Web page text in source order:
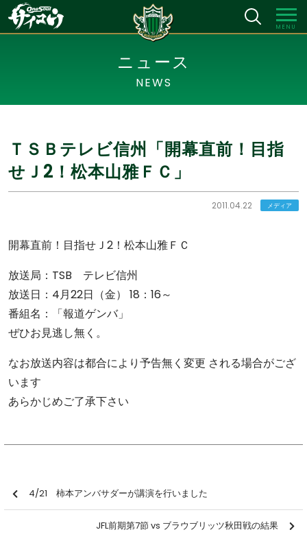
MENU
ニュース
NEWS
ＴＳＢテレビ信州「開幕直前！目指
せＪ2！松本山雅ＦＣ」
2011.04.22 メディア
開幕直前！目指せＪ2！松本山雅ＦＣ
放送局：TSB テレビ信州
放送日：4月22日（金） 18：16～
番組名：「報道ゲンバ」
ぜひお見逃し無く。
なお放送内容は都合により予告無く変更 される場合がござ
います
あらかじめご了承下さい
4/21 柿本アンバサダーが講演を行いました
JFL前期第7節 vs ブラウブリッツ秋田戦の結果